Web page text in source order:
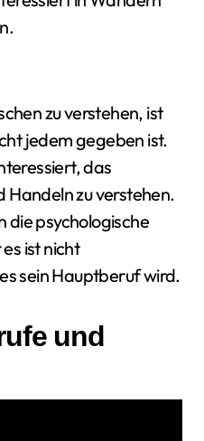
zu verstehen, ist
jedem gegeben ist.
das
Handeln zu verstehen.
die psychologische
ist nicht
sein Hauptberuf wird.
und